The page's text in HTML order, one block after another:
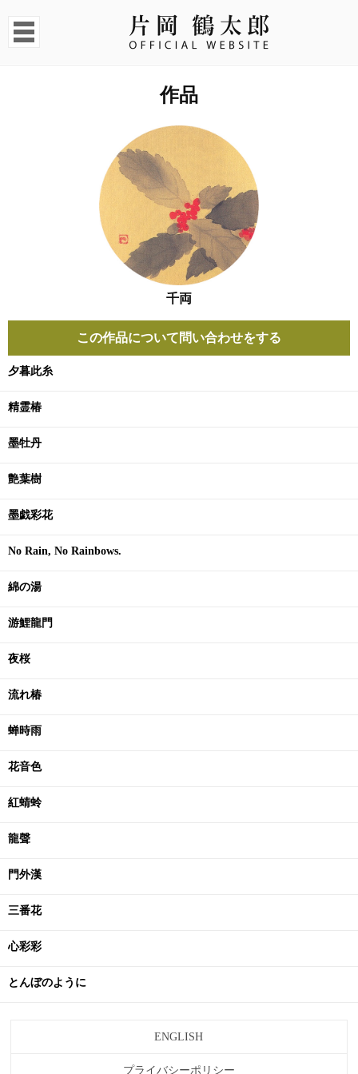
作品
千両
この作品について問い合わせをする
夕暮此糸
精霊椿
墨牡丹
艶葉樹
墨戯彩花
No Rain, No Rainbows.
綿の湯
游鯉龍門
夜桜
流れ椿
蝉時雨
花音色
紅蜻蛉
龍聲
門外漢
三番花
心彩彩
とんぼのように
ENGLISH
プライバシーポリシー